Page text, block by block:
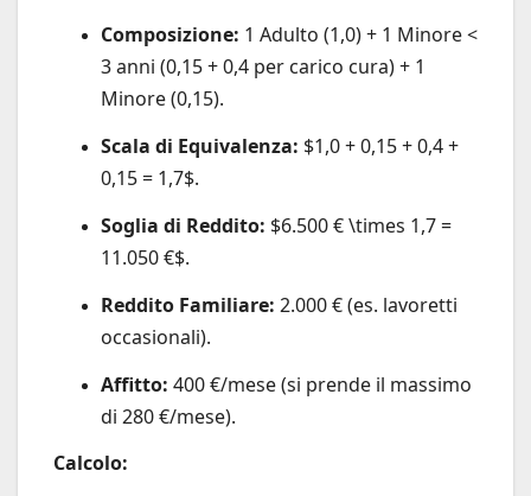
Composizione: 1 Adulto (1,0) + 1 Minore <
3 anni (0,15 + 0,4 per carico cura) + 1
Minore (0,15).
Scala di Equivalenza: $1,0 + 0,15 + 0,4 +
0,15 = 1,7$.
Soglia di Reddito: $6.500 € \times 1,7 =
11.050 €$.
Reddito Familiare: 2.000 € (es. lavoretti
occasionali).
Affitto: 400 €/mese (si prende il massimo
di 280 €/mese).
Calcolo: